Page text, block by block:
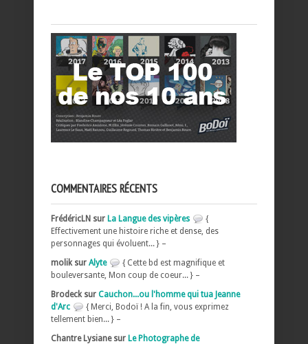
COMMENTAIRES RÉCENTS
FrédéricLN sur La Langue des vipères
{
Effectivement une histoire riche et dense, des
personnages qui évoluent... } –
molik sur Alyte
{ Cette bd est magnifique et
bouleversante, Mon coup de coeur... } –
Brodeck sur Cauchon...ou l'homme qui tua Jeanne
d'Arc
{ Merci, Bodoï ! A la fin, vous exprimez
tellement bien... } –
Chantre Lysiane sur Le Photographe de